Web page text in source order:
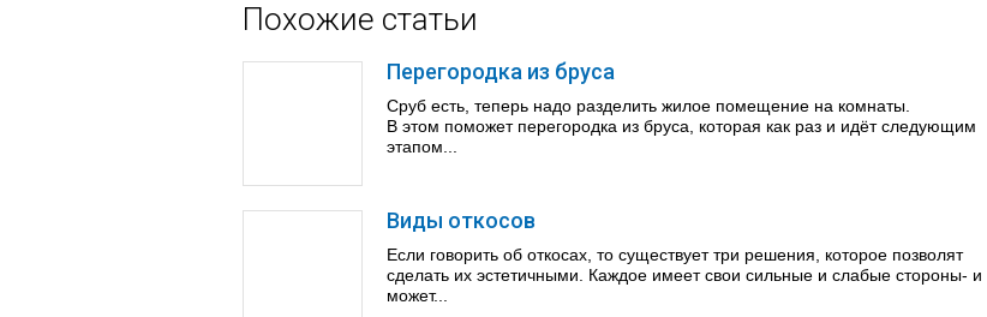
Похожие статьи
Перегородка из бруса
Сруб есть, теперь надо разделить жилое помещение на комнаты.
В этом поможет перегородка из бруса, которая как раз и идёт следующим
этапом...
Виды откосов
Если говорить об откосах, то существует три решения, которое позволят
сделать их эстетичными. Каждое имеет свои сильные и слабые стороны- и
может...